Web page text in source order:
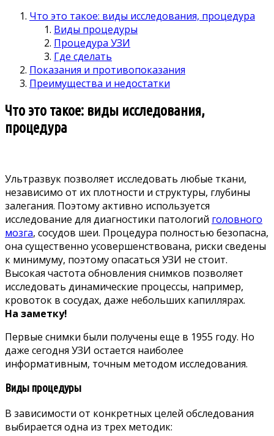
Что это такое: виды исследования, процедура
Виды процедуры
Процедура УЗИ
Где сделать
Показания и противопоказания
Преимущества и недостатки
Что это такое: виды исследования,
процедура
Ультразвук позволяет исследовать любые ткани,
независимо от их плотности и структуры, глубины
залегания. Поэтому активно используется
исследование для диагностики патологий головного
мозга, сосудов шеи. Процедура полностью безопасна,
она существенно усовершенствована, риски сведены
к минимуму, поэтому опасаться УЗИ не стоит.
Высокая частота обновления снимков позволяет
исследовать динамические процессы, например,
кровоток в сосудах, даже небольших капиллярах.
На заметку!
Первые снимки были получены еще в 1955 году. Но
даже сегодня УЗИ остается наиболее
информативным, точным методом исследования.
Виды процедуры
В зависимости от конкретных целей обследования
выбирается одна из трех методик: